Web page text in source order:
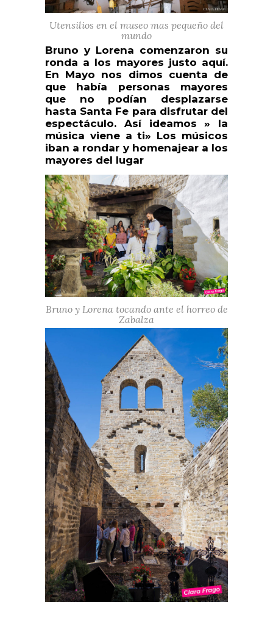
Utensilios en el museo mas pequeño del
mundo
Bruno y Lorena comenzaron su
ronda a los mayores justo aquí.
En Mayo nos dimos cuenta de
que había personas mayores
que no podían desplazarse
hasta Santa Fe para disfrutar del
espectáculo. Así ideamos » la
música viene a ti» Los músicos
iban a rondar y homenajear a los
mayores del lugar
Bruno y Lorena tocando ante el horreo de
Zabalza